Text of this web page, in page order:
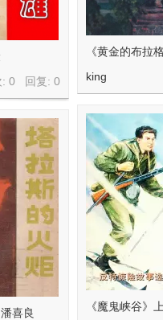
《黄金的布拉
king
: 0 回复: 0
《魔鬼峡谷》
喜良